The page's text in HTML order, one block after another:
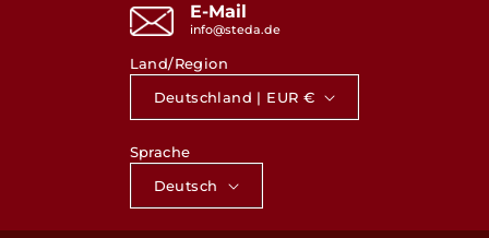
E-Mail
info@steda.de
Land/Region
Deutschland | EUR €
Sprache
Deutsch